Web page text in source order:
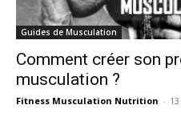
Guides de Musculation
Comment créer son
musculation ?
Fitness Musculation Nutrition -